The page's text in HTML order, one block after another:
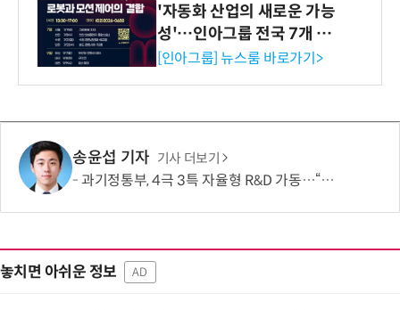
'자동화 산업의 새로운 가능
성'…인아그룹 전국 7개 도
시 세미나 페어 개최
[인아그룹] 뉴스룸 바로가기>
송윤섭 기자 기사 더보기
과기정통부, 4극 3특 자율형 R&D 가동…“지역이 직접 미래 성장동력 찾는다”
놓치면 아쉬운 정보 AD